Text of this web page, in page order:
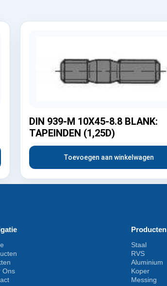
DIN 939-M 10X45-8.8 BLANK:
TAPEINDEN (1,25D)
Toevoegen aan winkelwagen
Ons
Producten
Staal
RVS
Aluminium
Koper
Messing